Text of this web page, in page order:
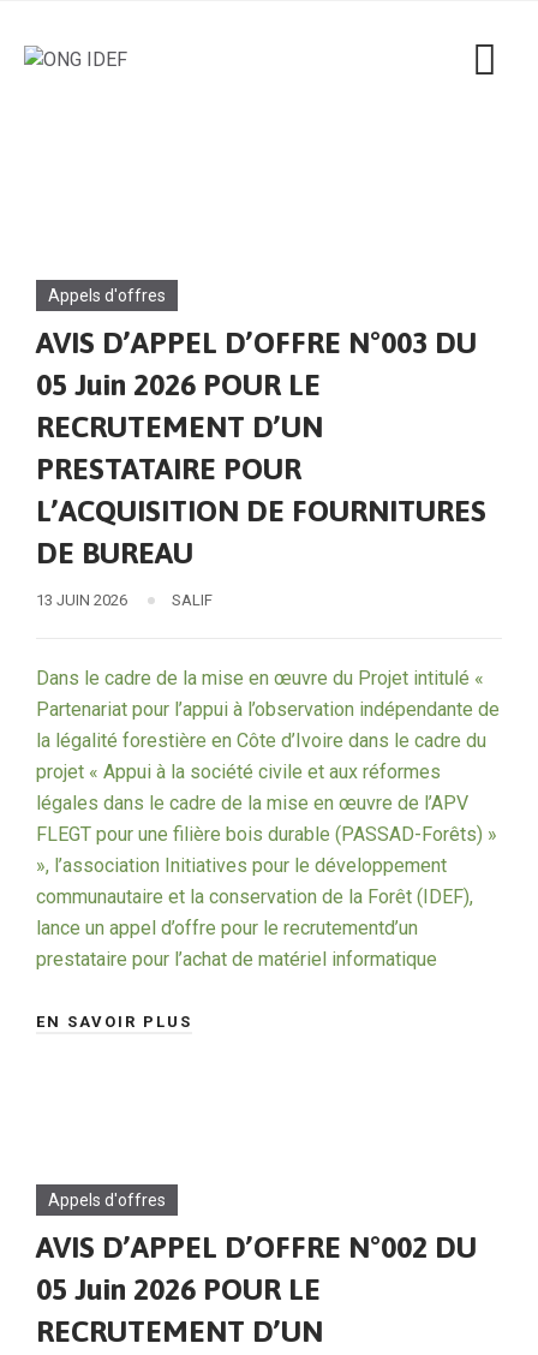
Appels d'offres
AVIS D’APPEL D’OFFRE N°003 DU
05 Juin 2026 POUR LE
RECRUTEMENT D’UN
PRESTATAIRE POUR
L’ACQUISITION DE FOURNITURES
DE BUREAU
13 JUIN 2026 SALIF
Dans le cadre de la mise en œuvre du Projet intitulé «
Partenariat pour l’appui à l’observation indépendante de
la légalité forestière en Côte d’Ivoire dans le cadre du
projet « Appui à la société civile et aux réformes
légales dans le cadre de la mise en œuvre de l’APV
FLEGT pour une filière bois durable (PASSAD-Forêts) »
», l’association Initiatives pour le développement
communautaire et la conservation de la Forêt (IDEF),
lance un appel d’offre pour le recrutementd’un
prestataire pour l’achat de matériel informatique
EN SAVOIR PLUS
Appels d'offres
AVIS D’APPEL D’OFFRE N°002 DU
05 Juin 2026 POUR LE
RECRUTEMENT D’UN